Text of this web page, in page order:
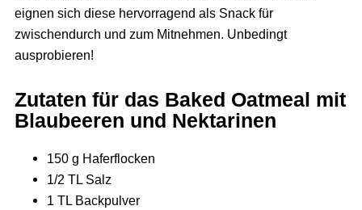
eignen sich diese hervorragend als Snack für
zwischendurch und zum Mitnehmen. Unbedingt
ausprobieren!
Zutaten für das Baked Oatmeal mit
Blaubeeren und Nektarinen
150 g Haferflocken
1/2 TL Salz
1 TL Backpulver